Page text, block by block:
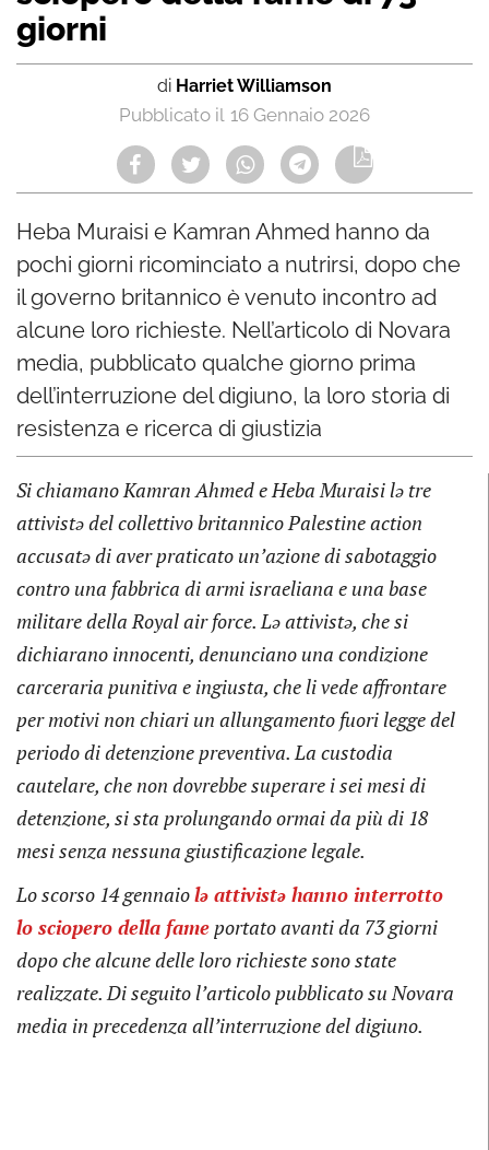
giorni
di Harriet Williamson
16 Gennaio 2026
Heba Muraisi e Kamran Ahmed hanno da
pochi giorni ricominciato a nutrirsi, dopo che
il governo britannico è venuto incontro ad
alcune loro richieste. Nell’articolo di Novara
media, pubblicato qualche giorno prima
dell’interruzione del digiuno, la loro storia di
resistenza e ricerca di giustizia
Si chiamano Kamran Ahmed e Heba Muraisi lə tre
attivistə del collettivo britannico Palestine action
accusatə di aver praticato un’azione di sabotaggio
contro una fabbrica di armi israeliana e una base
militare della Royal air force. Lə attivistə, che si
dichiarano innocenti, denunciano una condizione
carceraria punitiva e ingiusta, che li vede affrontare
per motivi non chiari un allungamento fuori legge del
periodo di detenzione preventiva. La custodia
cautelare, che non dovrebbe superare i sei mesi di
detenzione, si sta prolungando ormai da più di 18
mesi senza nessuna giustificazione legale.
Lo scorso 14 gennaiolə attivistə hanno interrotto
lo sciopero della fame portato avanti da 73 giorni
dopo che alcune delle loro richieste sono state
realizzate. Di seguito l’articolo pubblicato su Novara
media in precedenza all’interruzione del digiuno.